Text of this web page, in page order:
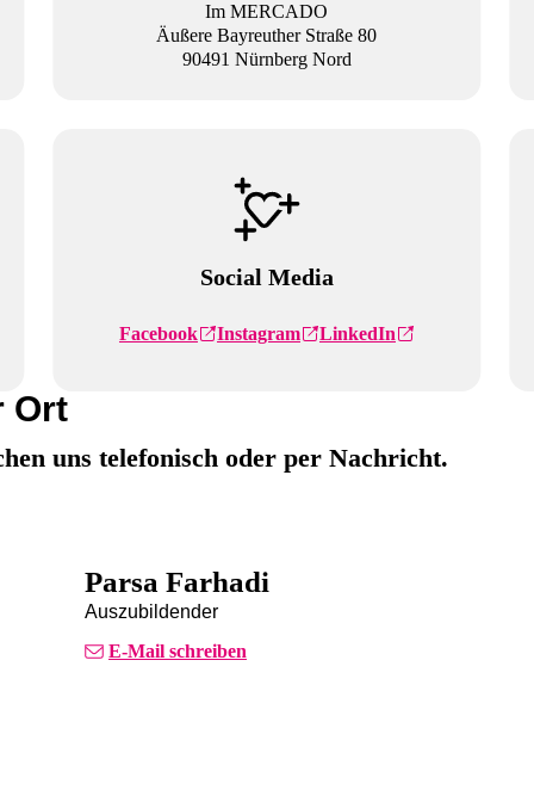
Im MERCADO
Äußere Bayreuther Straße 80
90491 Nürnberg Nord
Social Media
Facebook Instagram LinkedIn
Ort
uns telefonisch oder per Nachricht.
Parsa Farhadi
Auszubildender
E-Mail schreiben